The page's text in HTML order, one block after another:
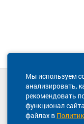
Мы используем
анализировать,
рекомендовать
функционал
файлах в
8